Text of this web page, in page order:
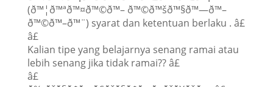
(ð™¦ð™ªð™¤ð™©ð™– ð™©ð™šð™§ð™—ð™–
ð™©ð™–ð™¨) syarat dan ketentuan berlaku . â£
â£
Kalian tipe yang belajarnya senang ramai atau
lebih senang jika tidak ramai?? â£
â£